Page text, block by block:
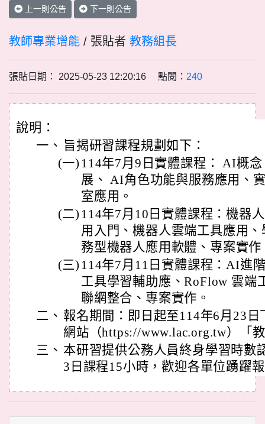
上一則公告 下一則公告
教師專業增能 / 張貼者 教務組長
張貼日期： 2025-05-23 12:20:16 點閱： 240
說明：
一、 旨揭研習課程規劃如下：
(一) 114年7月9日實體課程： AI概
展、 AI角色功能與服務應用、
室應用。
(二) 114年7月10日實體課程：機器
用入門、機器人雲端工具應用
務型機器人應用軟體、專案實作
(三) 114年7月11日實體課程：AI進
工具學習輔助應、RoFlow 雲端
聯網整合、專案實作。
二、 報名期間：即日起至114年6月23
網站（https://www.lac.org.tw）「
三、 本研習提供公務人員終身學習時數
3日課程15小時，歡迎各單位踴躍